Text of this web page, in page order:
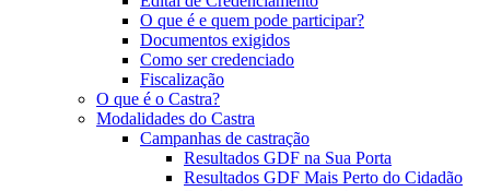
O que é e quem pode participar?
Documentos exigidos
Como ser credenciado
Fiscalização
O que é o Castra?
Modalidades do Castra
Campanhas de castração
Resultados GDF na Sua Porta
Resultados GDF Mais Perto do Cidadão